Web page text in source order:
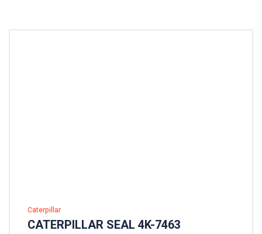
Caterpillar
CATERPILLAR SEAL 4K-7463